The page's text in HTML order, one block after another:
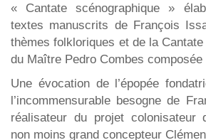
« Cantate scénographique »
textes manuscrits de François
thèmes folkloriques et de la
du Maître Pedro Combes composée
Une évocation de l’épopée
l’incommensurable besogne de
réalisateur du projet colonisateur
non moins grand concepteur